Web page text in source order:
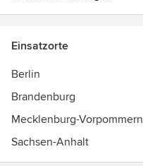
Einsatzorte
Berlin
Brandenburg
Mecklenburg-Vorpommern
Sachsen-Anhalt